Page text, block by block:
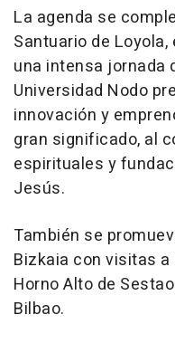
La agenda se
Santuario de
una intensa jornada
Universidad Nodo
innovación y
gran significado, al
espirituales y
Jesús.
También se
Bizkaia con visitas
Horno Alto de
Bilbao.